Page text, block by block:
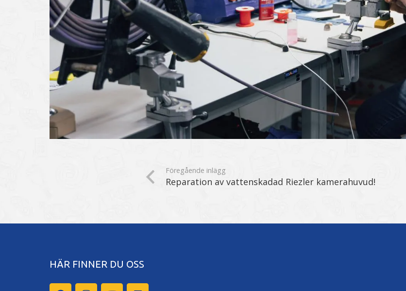
Föregående inlägg
Reparation av vattenskadad Riezler kamerahuvud!
HÄR FINNER DU OSS